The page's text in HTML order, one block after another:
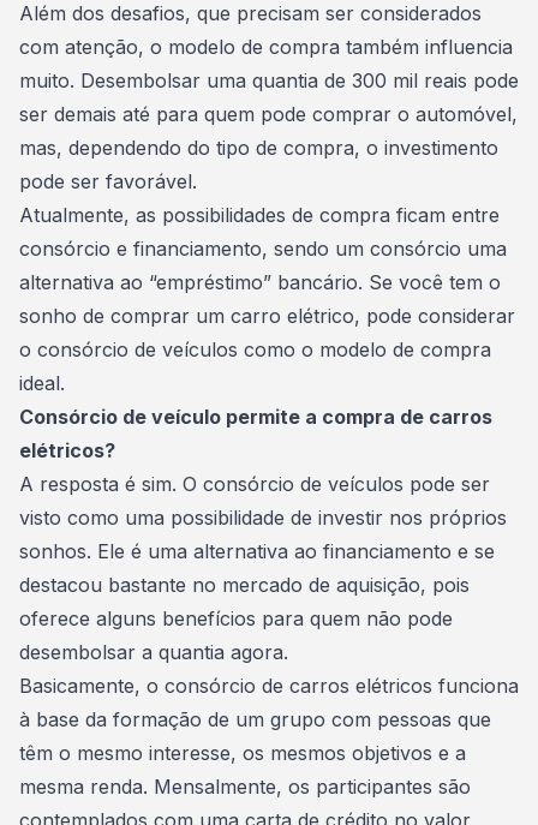
Além dos desafios, que precisam ser considerados
com atenção, o modelo de compra também influencia
muito. Desembolsar uma quantia de 300 mil reais pode
ser demais até para quem pode comprar o automóvel,
mas, dependendo do tipo de compra, o investimento
pode ser favorável.
Atualmente, as possibilidades de compra ficam entre
consórcio e financiamento, sendo um consórcio uma
alternativa ao “empréstimo” bancário. Se você tem o
sonho de comprar um carro elétrico, pode considerar
o consórcio de veículos como o modelo de compra
ideal.
Consórcio de veículo permite a compra de carros
elétricos?
A resposta é sim. O consórcio de veículos pode ser
visto como uma possibilidade de investir nos próprios
sonhos. Ele é uma alternativa ao financiamento e se
destacou bastante no mercado de aquisição, pois
oferece alguns benefícios para quem não pode
desembolsar a quantia agora.
Basicamente, o consórcio de carros elétricos funciona
à base da formação de um grupo com pessoas que
têm o mesmo interesse, os mesmos objetivos e a
mesma renda. Mensalmente, os participantes são
contemplados com uma carta de crédito no valor